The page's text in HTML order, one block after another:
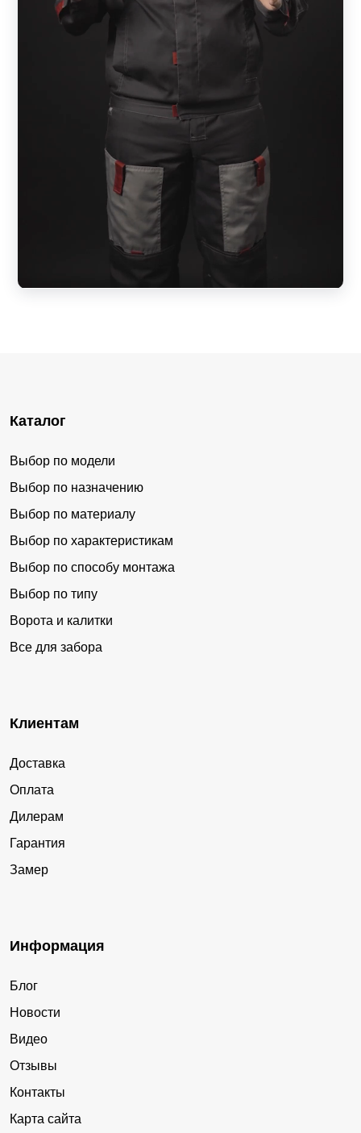
Каталог
Выбор по модели
Выбор по назначению
Выбор по материалу
Выбор по характеристикам
Выбор по способу монтажа
Выбор по типу
Ворота и калитки
Все для забора
Клиентам
Доставка
Оплата
Дилерам
Гарантия
Замер
Информация
Блог
Новости
Видео
Отзывы
Контакты
Карта сайта